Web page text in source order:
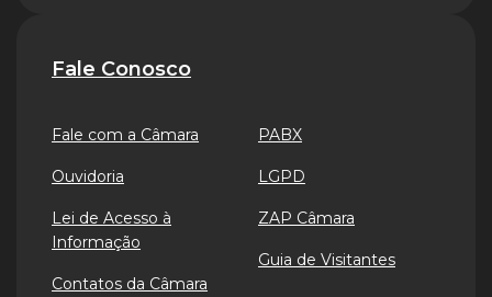
Fale Conosco
Fale com a Câmara
Ouvidoria
Lei de Acesso à
Informação
Contatos da Câmara
PABX
LGPD
ZAP Câmara
Guia de Visitantes